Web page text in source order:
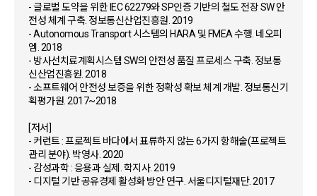
- 글로벌 도약을 위한 IEC 62279와 SP인증 기반의 철도 전장 SW 안
전성 체계 구축. 정보통신산업진흥원. 2019
- Autonomous Transport 시스템의 HARA 및 FMEA 수행. 네오피
엠. 2018
- 방사선치료계획시스템 SW의 안전성 품질 프로세스 구축. 정보통
신산업진흥원. 2018
- 소프트웨어 안전성 보증을 위한 정확성 확보 체계 개발. 정보통신기
획평가원. 2017~2018
[저서]
- 커런트 : 프로젝트 바다에서 표류하지 않는 6가지 항해술(프로젝트
관리 분야). 박영사. 2020
- 감성과학 : 응용과 실제. 학지사. 2019
- 디지털 기반 공유경제 활성화 방안 연구. 서울디지털재단. 2017